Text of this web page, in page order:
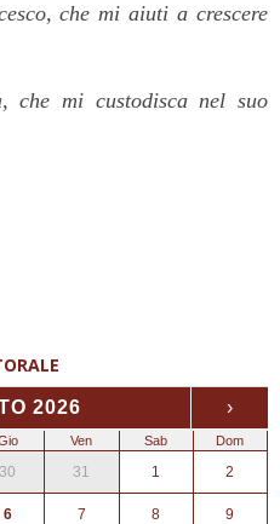
che mi aiuti a crescere
che mi custodisca nel suo
2026 ›
Ven Sab Dom
30 31 1 2
6 7 8 9